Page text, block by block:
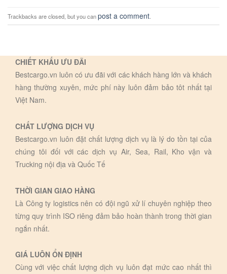
Trackbacks are closed, but you canpost a comment
CHIẾT KHẤU ƯU ĐÃI
Bestcargo.vn luôn có ưu đãi với các khách hàng lớn và khách
hàng thường xuyên, mức phí này luôn đảm bảo tôt nhất tại
Việt Nam.
CHẤT LƯỢNG DỊCH VỤ
Bestcargo.vn luôn đặt chất lượng dịch vụ là lý do tồn tại của
chúng tôi đối với các dịch vụ Air, Sea, Rail, Kho vận và
Trucking nội địa và Quốc Tế
THỜI GIAN GIAO HÀNG
Là Công ty logistics nên có đội ngũ xử lí chuyên nghiệp theo
từng quy trình ISO riêng đảm bảo hoàn thành trong thời gian
ngắn nhất.
GIÁ LUÔN ỔN ĐỊNH
Cùng với việc chất lượng dịch vụ luôn đạt mức cao nhất thì